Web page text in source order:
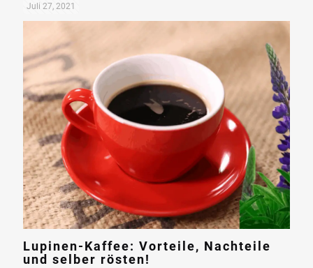
Juli 27, 2021
Lupinen-Kaffee: Vorteile, Nachteile
und selber rösten!